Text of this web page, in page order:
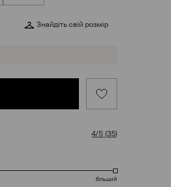
Знайдіть свій розмір
4/5 (35)
більший